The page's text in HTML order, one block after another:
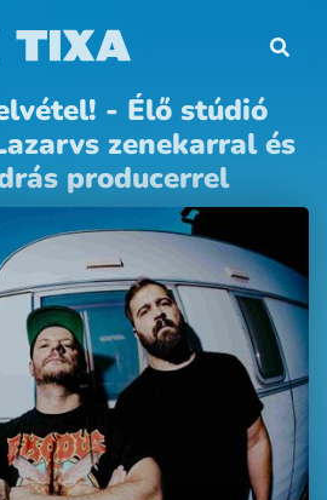
- Élő stúdió
zenekarral és
producerrel